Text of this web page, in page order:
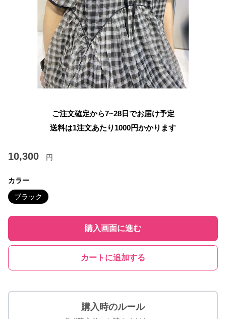
ご注文確定から7~28日でお届け予定
送料は1注文あたり 1000円かかります
10,300 円
カラー
ブラック
購入画面に進む
カートに追加する
購入時のルール